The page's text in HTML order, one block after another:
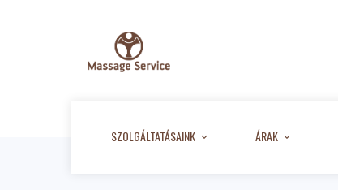
SZOLGÁLTATÁSAINK ÁRAK